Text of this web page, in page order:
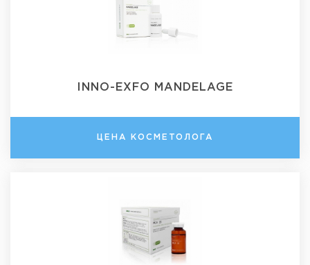
INNO-EXFO MANDELAGE
ЦЕНА КОСМЕТОЛОГА